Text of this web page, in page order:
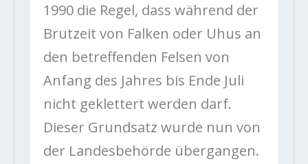
1990 die Regel, dass während der
Brutzeit von Falken oder Uhus an
den betreffenden Felsen von
Anfang des Jahres bis Ende Juli
nicht geklettert werden darf.
Dieser Grundsatz wurde nun von
der Landesbehörde übergangen.